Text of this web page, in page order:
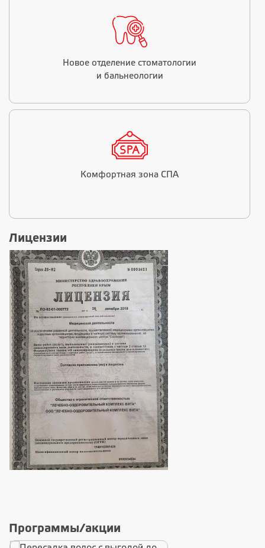
Новое отделение стоматологии
и бальнеологии
Комфортная зона СПА
Лицензии
Программы/акции